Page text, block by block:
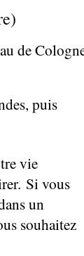
de
puis
vie
Si vous
un
souhaitez